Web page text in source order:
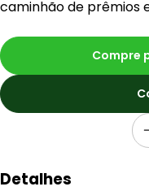
caminhão de prêmios
Compre
Detalhes